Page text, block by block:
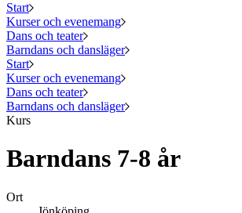
Start
Kurser och evenemang
Dans och teater
Barndans och dansläger
Start
Kurser och evenemang
Dans och teater
Barndans och dansläger
Kurs
Barndans 7-8 år
Ort